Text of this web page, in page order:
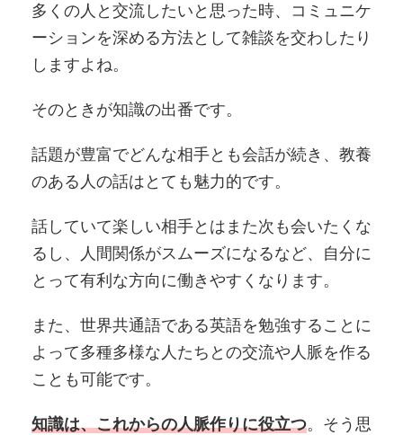
多くの人と交流したいと思った時、コミュニケ
ーションを深める方法として雑談を交わしたり
しますよね。
そのときが知識の出番です。
話題が豊富でどんな相手とも会話が続き、教養
のある人の話はとても魅力的です。
話していて楽しい相手とはまた次も会いたくな
るし、人間関係がスムーズになるなど、自分に
とって有利な方向に働きやすくなります。
また、世界共通語である英語を勉強することに
よって多種多様な人たちとの交流や人脈を作る
ことも可能です。
知識は、これからの人脈作りに役立つ。そう思